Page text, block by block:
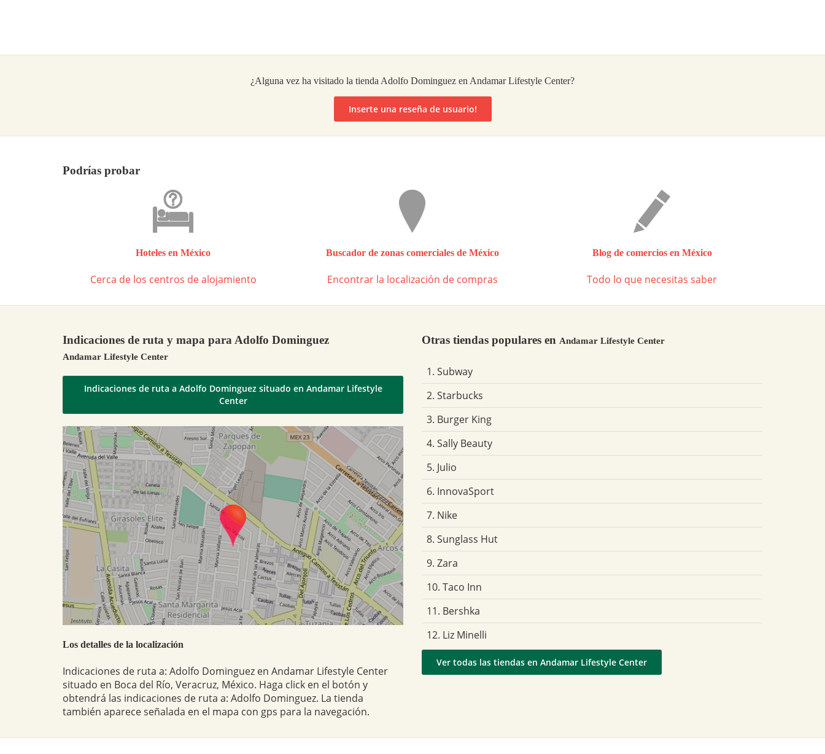
¿Alguna vez ha visitado la tienda Adolfo Dominguez en Andamar Lifestyle Center?
Inserte una reseña de usuario!
Podrías probar
Hoteles en México
Cerca de los centros de alojamiento
Buscador de zonas comerciales de México
Encontrar la localización de compras
Blog de comercios en México
Todo lo que necesitas saber
Indicaciones de ruta y mapa para Adolfo Dominguez
Andamar Lifestyle Center
Indicaciones de ruta a Adolfo Dominguez situado en Andamar Lifestyle
Center
Los detalles de la localización
Indicaciones de ruta a: Adolfo Dominguez en Andamar Lifestyle Center
situado en Boca del Río, Veracruz, México. Haga click en el botón y
obtendrá las indicaciones de ruta a: Adolfo Dominguez. La tienda
también aparece señalada en el mapa con gps para la navegación.
Otras tiendas populares en Andamar Lifestyle Center
1. Subway
2. Starbucks
3. Burger King
4. Sally Beauty
5. Julio
6. InnovaSport
7. Nike
8. Sunglass Hut
9. Zara
10. Taco Inn
11. Bershka
12. Liz Minelli
Ver todas las tiendas en Andamar Lifestyle Center